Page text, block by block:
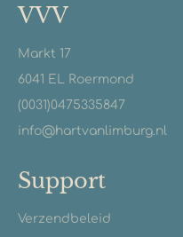
VVV
Markt 17
6041 EL Roermond
(0031)0475335847
info@hartvanlimburg.nl
Support
Verzendbeleid